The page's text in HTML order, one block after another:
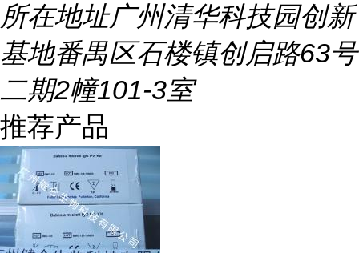
所在地址广州清华科技园创新
基地番禺区石楼镇创启路63号
二期2幢101-3室
推荐产品